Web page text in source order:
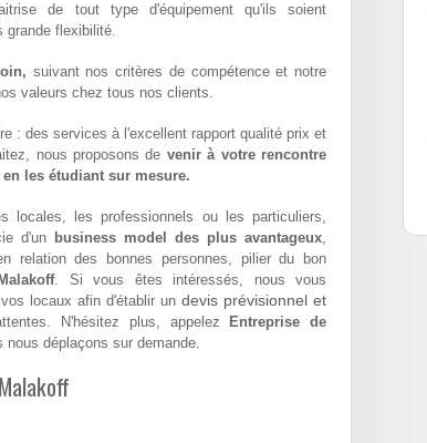
de tout type d'équipement qu'ils soient
grande flexibilité.
suivant nos critères de compétence et notre
valeurs chez tous nos clients.
: des services à l'excellent rapport qualité prix et
nous proposons de venir à votre rencontre
les étudiant sur mesure.
locales, les professionnels ou les particuliers,
d'un business model des plus avantageux,
des bonnes personnes, pilier du bon
Malakoff. Si vous êtes intéressés, nous vous
locaux afin d'établir un devis prévisionnel et
N'hésitez plus, appelez
Entreprise de
déplaçons sur demande.